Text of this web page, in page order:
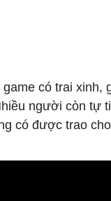
có trai xinh,
người còn tự
có được trao